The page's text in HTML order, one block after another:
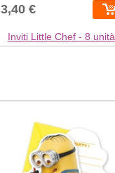
3,40 €
Inviti Little Chef - 8 unità